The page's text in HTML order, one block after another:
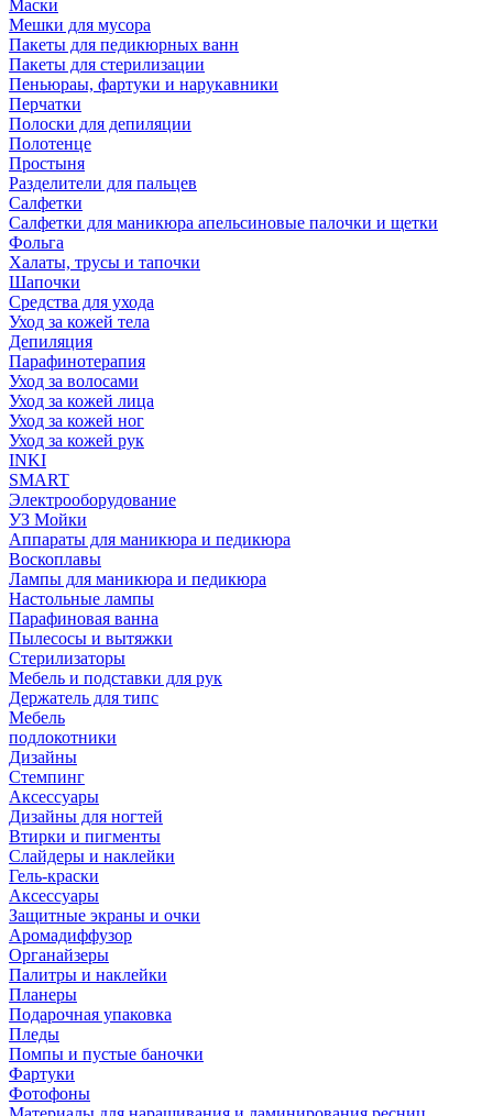
Маски
Мешки для мусора
Пакеты для педикюрных ванн
Пакеты для стерилизации
Пеньюраы, фартуки и нарукавники
Перчатки
Полоски для депиляции
Полотенце
Простыня
Разделители для пальцев
Салфетки
Салфетки для маникюра апельсиновые палочки и щетки
Фольга
Халаты, трусы и тапочки
Шапочки
Средства для ухода
Уход за кожей тела
Депиляция
Парафинотерапия
Уход за волосами
Уход за кожей лица
Уход за кожей ног
Уход за кожей рук
INKI
SMART
Электрооборудование
УЗ Мойки
Аппараты для маникюра и педикюра
Воскоплавы
Лампы для маникюра и педикюра
Настольные лампы
Парафиновая ванна
Пылесосы и вытяжки
Стерилизаторы
Мебель и подставки для рук
Держатель для типс
Мебель
подлокотники
Дизайны
Стемпинг
Аксессуары
Дизайны для ногтей
Втирки и пигменты
Слайдеры и наклейки
Гель-краски
Аксессуары
Защитные экраны и очки
Аромадиффузор
Органайзеры
Палитры и наклейки
Планеры
Подарочная упаковка
Пледы
Помпы и пустые баночки
Фартуки
Фотофоны